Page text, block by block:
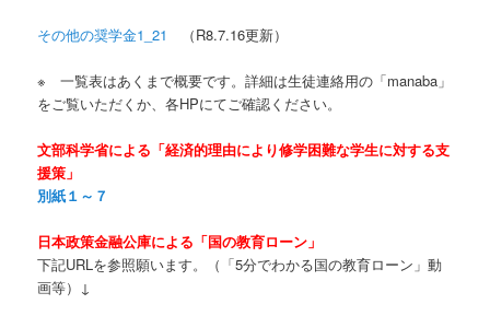
その他の奨学金1_21 （R8.7.16更新）
※ 一覧表はあくまで概要です。詳細は生徒連絡用の「manaba」
をご覧いただくか、各HPにてご確認ください。
文部科学省による「経済的理由により修学困難な学生に対する支
援策」
別紙１～７
日本政策金融公庫による「国の教育ローン」
下記URLを参照願います。（「5分でわかる国の教育ローン」動
画等）↓